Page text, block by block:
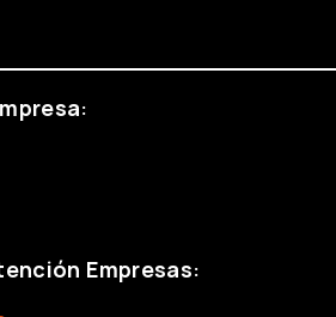
Empresas: